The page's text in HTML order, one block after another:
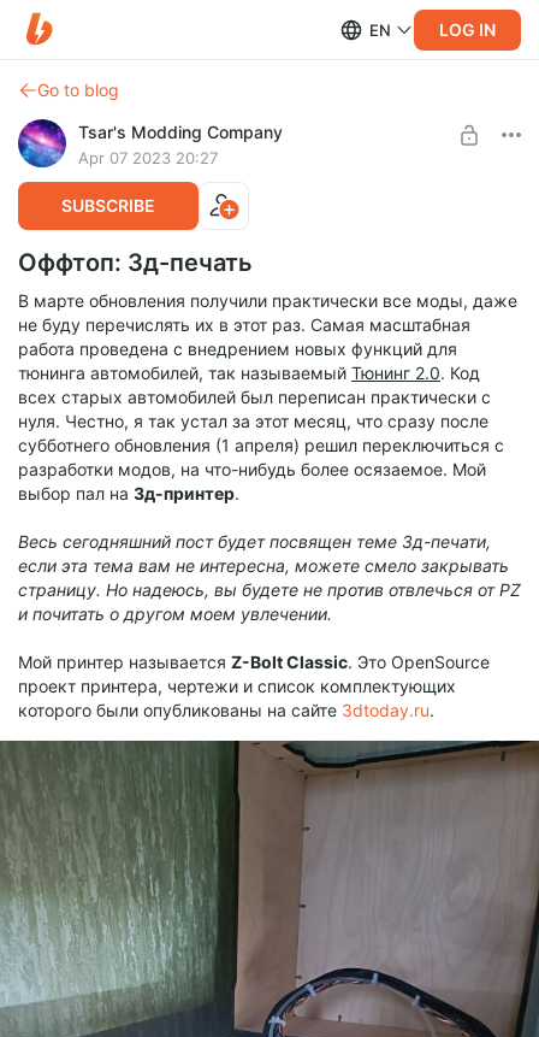
EN LOG IN
Go to blog
Tsar's Modding Company
Apr 07 2023 20:27
SUBSCRIBE
Оффтоп: 3д-печать
В марте обновления получили практически все моды, даже
не буду перечислять их в этот раз. Самая масштабная
работа проведена с внедрением новых функций для
тюнинга автомобилей, так называемый Тюнинг 2.0. Код
всех старых автомобилей был переписан практически с
нуля. Честно, я так устал за этот месяц, что сразу после
субботнего обновления (1 апреля) решил переключиться с
разработки модов, на что-нибудь более осязаемое. Мой
выбор пал на 3д-принтер.
Весь сегодняшний пост будет посвящен теме 3д-печати,
если эта тема вам не интересна, можете смело закрывать
страницу. Но надеюсь, вы будете не против отвлечься отPZ
и почитать о другом моем увлечении.
Мой принтер называется Z-Bolt Classic. Это OpenSource
проект принтера, чертежи и список комплектующих
которого были опубликованы на сайте 3dtoday.ru.